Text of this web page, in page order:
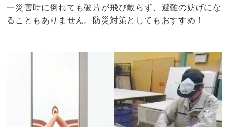
一災害時に倒れても破片が飛び散らず、避難の妨げにな
ることもありません。防災対策としてもおすすめ！